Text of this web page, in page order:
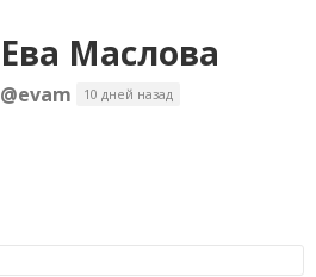
Ева Маслова
@evam 10 дней назад